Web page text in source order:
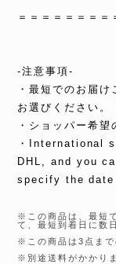
＝＝＝＝＝＝＝＝
-注意事項-
・最短でのお届
お選びください。
・ショッパー希望
・International
DHL, and you
specify the
※この商品は、最短
て、最短到着日に数
※この商品は3点まで
※別途送料がかかりま